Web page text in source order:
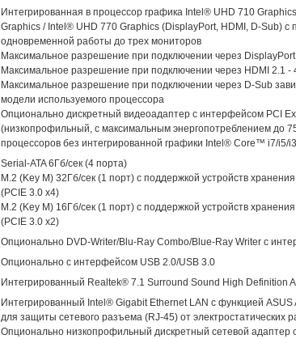
Интегрированная в процессор графика Intel® UHD 710
Graphics / Intel® UHD 770 Graphics (DisplayPort, HDMI, D-Sub) c
одновременной работы до трех мониторов
Максимальное разрешение при подключении через
Максимальное разрешение при подключении через HDMI 2.1 -
Максимальное разрешение при подключении через D-Sub
модели используемого процессора
Опционально дискретный видеоадаптер с интерфейсом PCI
(низкопрофильный, с максимальным энергопотреблением до
процессоров без интегрированной графики Intel® Core™ i7/i5/
Serial-ATA 6Гб/сек (4 порта)
M.2 (Key M) 32Гб/сек (1 порт) с поддержкой устройств
(PCIE 3.0 x4)
M.2 (Key M) 16Гб/сек (1 порт) с поддержкой устройств
(PCIE 3.0 x2)
Опционально DVD-Writer/Blu-Ray Combo/Blue-Ray Writer с
Опционально с интерфейсом USB 2.0/USB 3.0
Интегрированный Realtek® 7.1 Surround Sound High Definition
Интегрированный Intel® Gigabit Ethernet LAN с функцией ASUS
для защиты сетевого разъема (RJ-45) от электростатических
Опционально низкопрофильный дискретный сетевой адаптер